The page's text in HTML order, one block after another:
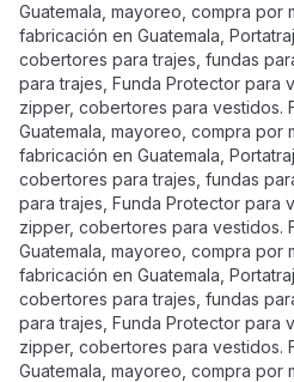
Guatemala, mayoreo, compra por
fabricación en Guatemala,
cobertores para trajes, fundas
para trajes, Funda Protector para
zipper, cobertores para vestidos.
Guatemala, mayoreo, compra por
fabricación en Guatemala,
cobertores para trajes, fundas
para trajes, Funda Protector para
zipper, cobertores para vestidos.
Guatemala, mayoreo, compra por
fabricación en Guatemala,
cobertores para trajes, fundas
para trajes, Funda Protector para
zipper, cobertores para vestidos.
Guatemala, mayoreo, compra por